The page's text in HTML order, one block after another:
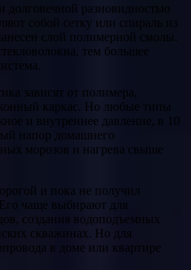
разновидностью
собой сетку или спираль из
слой полимерной смолы.
тем большее
зависят от полимера,
каркас. Но любые типы
и внутреннее давление, в 10
напор домашнего
морозов и нагрева свыше
и пока не получил
чаще выбирают для
создания водоподъемных
скважинах. Но для
в доме или квартире